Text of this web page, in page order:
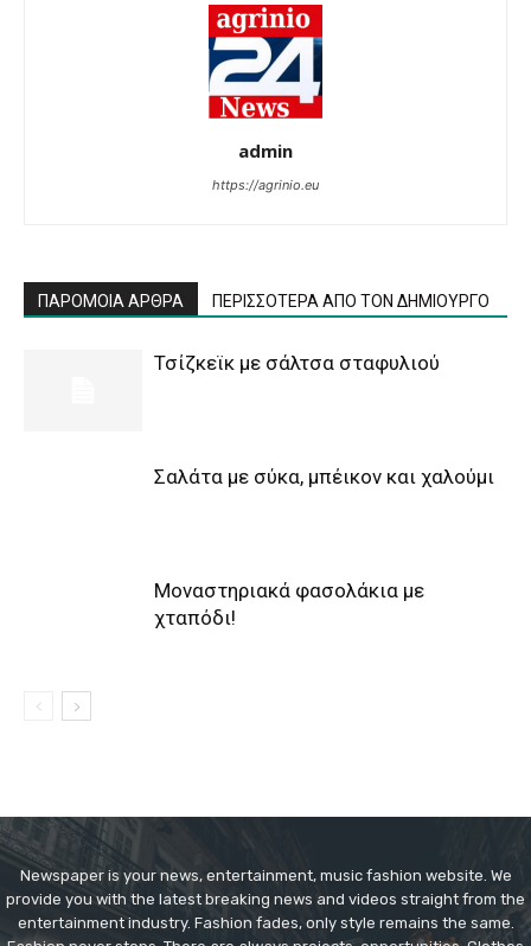
admin
https://agrinio.eu
ΠΑΡΟΜΟΙΑ ΑΡΘΡΑ ΠΕΡΙΣΣΟΤΕΡΑ ΑΠΟ ΤΟΝ ΔΗΜΙΟΥΡΓΟ
Τσίζκεϊκ με σάλτσα σταφυλιού
Σαλάτα με σύκα, μπέικον και χαλούμι
Μοναστηριακά φασολάκια με
χταπόδι!
Newspaper is your news, entertainment, music fashion website. We
provide you with the latest breaking news and videos straight from the
entertainment industry. Fashion fades, only style remains the same.